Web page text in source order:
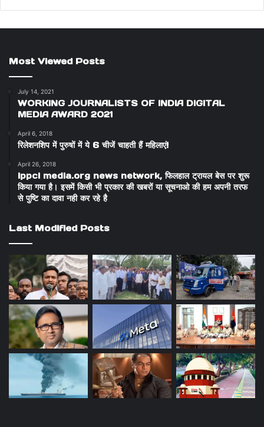
Most Viewed Posts
July 14, 2021
WORKING JOURNALISTS OF INDIA DIGITAL
MEDIA AWARD 2021
April 6, 2018
रिलेशनशिप में पुरुषों में ये 6 चीजें चाहती हैं महिलाएं!
April 26, 2018
ippci media.org news network, फिलहाल ट्रायल बेस पर शुरू
किया गया है। इसमें किसी भी प्रकार की खबरों या सूचनाओ की हम अपनी तरफ
से पुष्टि का दावा नही कर रहे है
Last Modified Posts